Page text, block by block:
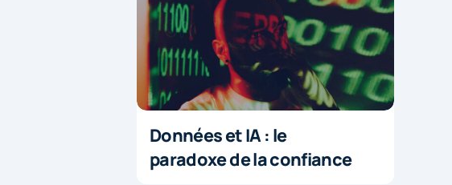
Données et IA : le
paradoxe de la confiance